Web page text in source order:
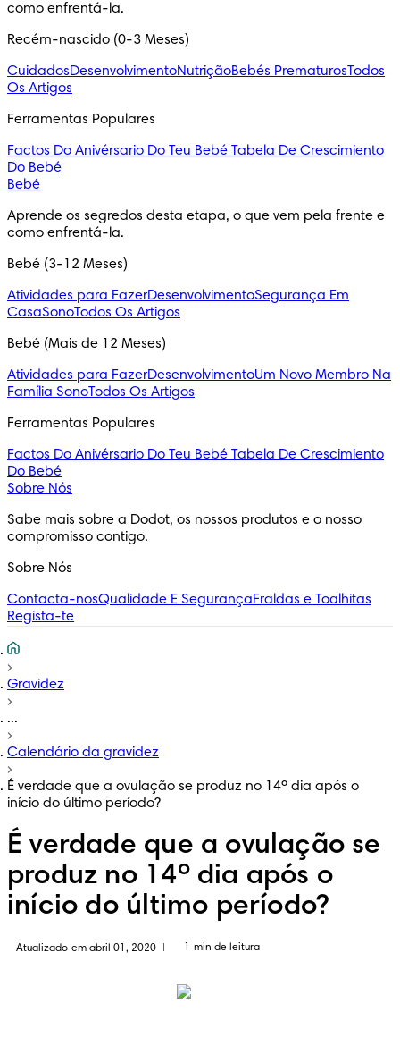
como enfrentá-la.
Recém-nascido (0-3 Meses)
CuidadosDesenvolvimentoNutriçãoBebés PrematurosTodos
Os Artigos
Ferramentas Populares
Factos Do Anivérsario Do Teu Bebé Tabela De Crescimiento
Do Bebé
Bebé
Aprende os segredos desta etapa, o que vem pela frente e
como enfrentá-la.
Bebé (3-12 Meses)
Atividades para FazerDesenvolvimentoSegurança Em
CasaSonoTodos Os Artigos
Bebé (Mais de 12 Meses)
Atividades para FazerDesenvolvimentoUm Novo Membro Na
Família SonoTodos Os Artigos
Ferramentas Populares
Factos Do Anivérsario Do Teu Bebé Tabela De Crescimiento
Do Bebé
Sobre Nós
Sabe mais sobre a Dodot, os nossos produtos e o nosso
compromisso contigo.
Sobre Nós
Contacta-nosQualidade E SegurançaFraldas e Toalhitas
Regista-te
Gravidez
...
Calendário da gravidez
É verdade que a ovulação se produz no 14º dia após o
início do último período?
É verdade que a ovulação se
produz no 14º dia após o
início do último período?
Atualizado em abril 01, 2020 1 min de leitura